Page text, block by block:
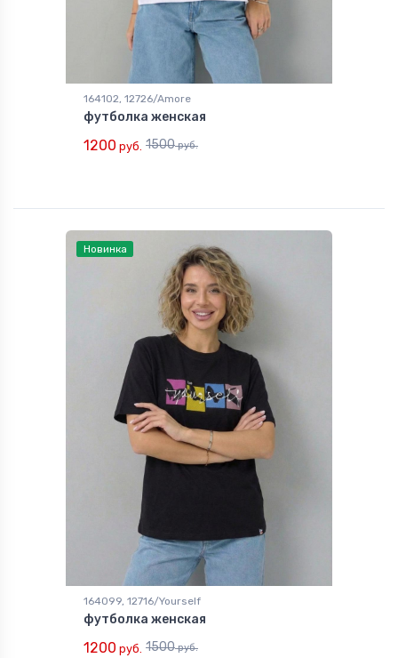
164102, 12726/Amore
футболка женская
1200 руб. 1500руб.
Новинка
164099, 12716/Yourself
футболка женская
1200 руб. 1500руб.